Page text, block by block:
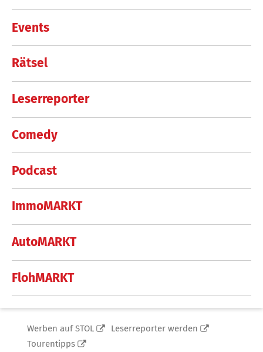
Events
Rätsel
Leserreporter
Comedy
Podcast
ImmoMARKT
AutoMARKT
FlohMARKT
Werben auf STOL
Leserreporter werden
Tourentipps